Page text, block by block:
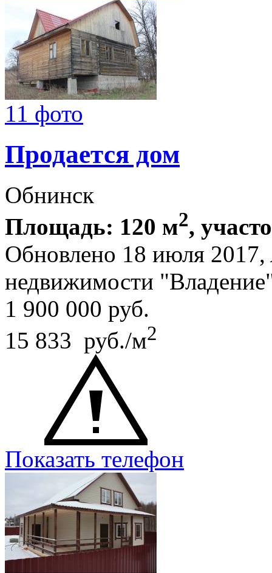
11 фото
Продается дом
Обнинск
Площадь: 120 м2,
Обновлено 18 июля 2017,
недвижимости
1 900 000 руб.
15 833 руб./м2
Показать телефон